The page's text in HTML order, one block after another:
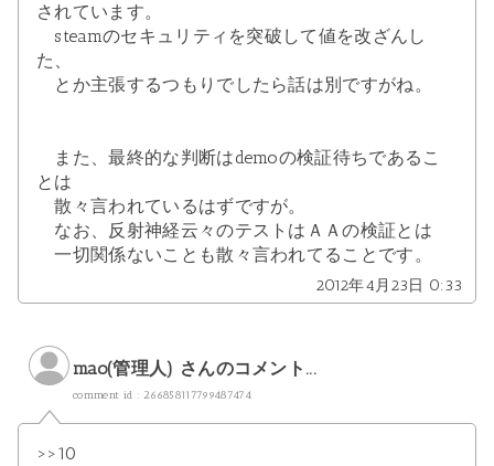
されています。
steamのセキュリティを突破して値を改ざんし
た、
とか主張するつもりでしたら話は別ですがね。
また、最終的な判断はdemoの検証待ちであるこ
とは
散々言われているはずですが。
なお、反射神経云々のテストはＡＡの検証とは
一切関係ないことも散々言われてることです。
2012年4月23日 0:33
mao(管理人) さんのコメント...
comment id : 266858117799487474
>>10